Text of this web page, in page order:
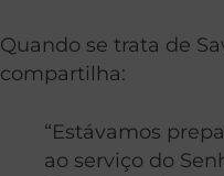
Quando se trata de
compartilha:
“Estávamos
ao serviço do